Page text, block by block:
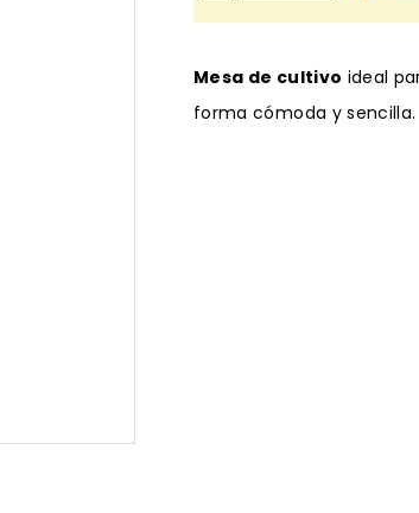
Mesa de cultivo ideal
forma cómoda y sencilla.